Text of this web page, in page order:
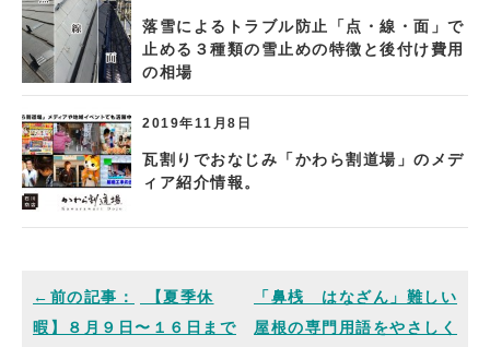
落雪によるトラブル防止「点・線・面」で
止める３種類の雪止めの特徴と後付け費用
の相場
2019年11月8日
瓦割りでおなじみ「かわら割道場」のメデ
ィア紹介情報。
【夏季休
暇】８月９日〜１６日まで
「鼻桟 はなざん」難しい
屋根の専門用語をやさしく